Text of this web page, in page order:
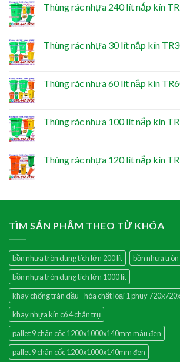
Thùng rác nhựa 240 lít nắp kín
Thùng rác nhựa 30 lít nắp kín
Thùng rác nhựa 60 lít nắp kín
Thùng rác nhựa 100 lít nắp kín
Thùng rác nhựa 120 lít nắp kín
TÌM SẢN PHẨM THEO TỪ KHÓA
bồn nhựa tròn dung tích lớn 200 lít
bồn nhựa
bồn nhựa tròn dung tích lớn 1000 lít
khay chống tràn dầu - hóa chất loại 1 phuy
khay nhựa kín có 4 chân trụ
pallet 9 chân cốc 1200x1000x140mm màu đen
pallet 9 chân cốc 1200x1000x140mm đen